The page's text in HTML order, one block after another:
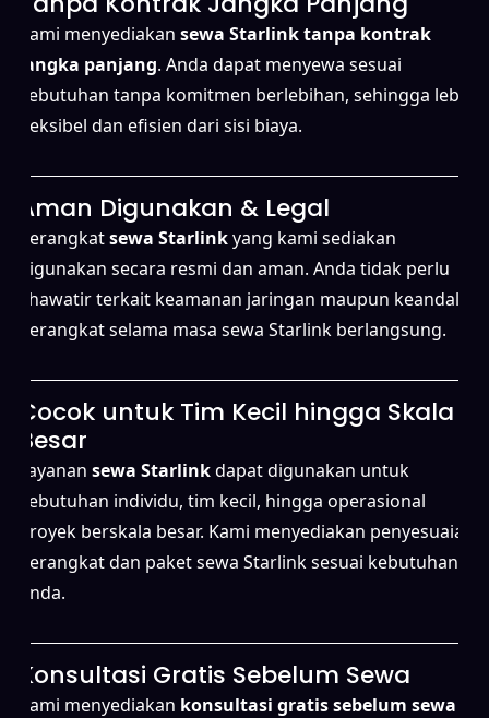
Kami menyediakansewa Starlink tanpa kontrak
jangka panjang. Anda dapat menyewa sesuai
kebutuhan tanpa komitmen berlebihan, sehingga lebih
fleksibel dan efisien dari sisi biaya.
Aman Digunakan & Legal
Perangkatsewa Starlinkyang kami sediakan
digunakan secara resmi dan aman. Anda tidak perlu
khawatir terkait keamanan jaringan maupun keandalan
perangkat selama masa sewa Starlink berlangsung.
Cocok untuk Tim Kecil hingga Skala
Besar
Layanansewa Starlinkdapat digunakan untuk
kebutuhan individu, tim kecil, hingga operasional
proyek berskala besar. Kami menyediakan penyesuaian
perangkat dan paket sewa Starlink sesuai kebutuhan
Anda.
Konsultasi Gratis Sebelum Sewa
Kami menyediakan konsultasi gratis sebelum sewa